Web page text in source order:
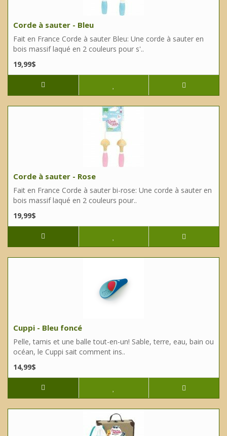
Corde à sauter - Bleu
Fait en France Corde à sauter Bleu: Une corde à sauter en
bois massif laqué en 2 couleurs pour s'..
19,99$
Corde à sauter - Rose
Fait en France Corde à sauter bi-rose: Une corde à sauter en
bois massif laqué en 2 couleurs pour..
19,99$
Cuppi - Bleu foncé
Pelle, tamis et une balle tout-en-un! Sable, terre, eau, bain ou
océan, le Cuppi sait comment ins..
14,99$